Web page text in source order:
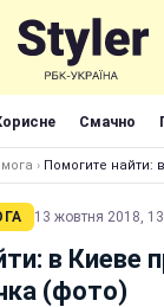
Смачно
› Помогите найти:
13 жовтня 2018,
в Киеве
(фото)